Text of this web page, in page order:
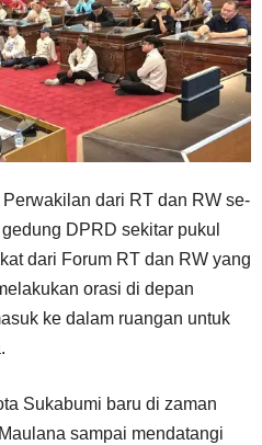
dari RT dan RW se-
DPRD sekitar pukul
dari Forum RT dan RW yang
orasi di depan
ke dalam ruangan untuk
Sukabumi baru di zaman
sampai mendatangi